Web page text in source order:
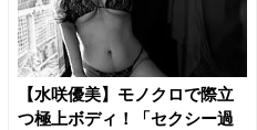
【水咲優美】モノクロで際立
つ極上ボディ！「セクシー過